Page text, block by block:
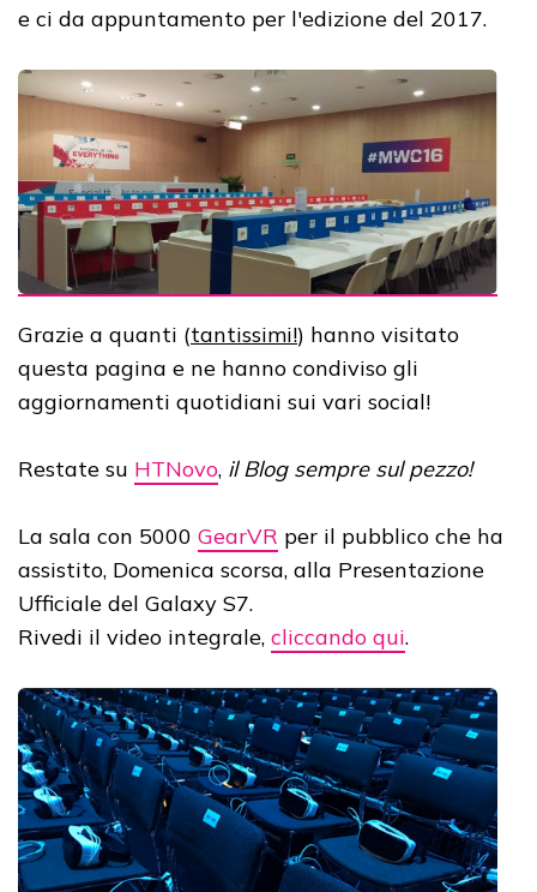
e ci da appuntamento per l'edizione del 2017.
Grazie a quanti (tantissimi!) hanno visitato
questa pagina e ne hanno condiviso gli
aggiornamenti quotidiani sui vari social!
Restate su HTNovo, il Blog sempre sul pezzo!
La sala con 5000 GearVR per il pubblico che ha
assistito, Domenica scorsa, alla Presentazione
Ufficiale del Galaxy S7.
Rivedi il video integrale, cliccando qui.